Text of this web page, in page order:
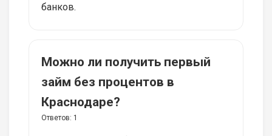
банков.
Можно ли получить первый
займ без процентов в
Краснодаре?
Ответов: 1